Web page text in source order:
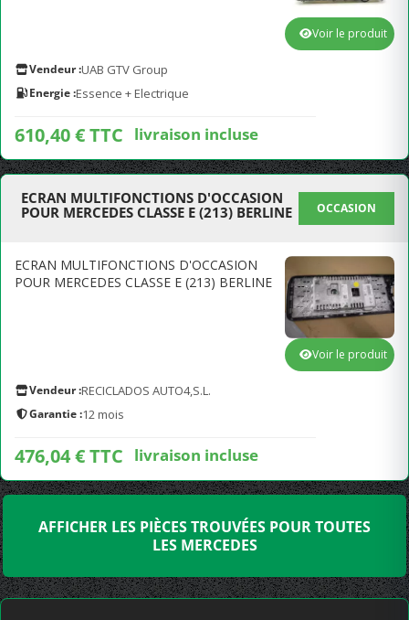
Vendeur :UAB GTV Group
Energie :Essence + Electrique
610,40 € TTC livraison incluse
Voir le produit
ECRAN MULTIFONCTIONS D'OCCASION
POUR MERCEDES CLASSE E (213) BERLINE
OCCASION
ECRAN MULTIFONCTIONS D'OCCASION
POUR MERCEDES CLASSE E (213) BERLINE
Vendeur :RECICLADOS AUTO4,S.L.
Garantie :12 mois
476,04 € TTC livraison incluse
Voir le produit
AFFICHER LES PIÈCES TROUVÉES POUR TOUTES
LES MERCEDES